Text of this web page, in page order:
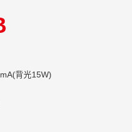
背光15W)